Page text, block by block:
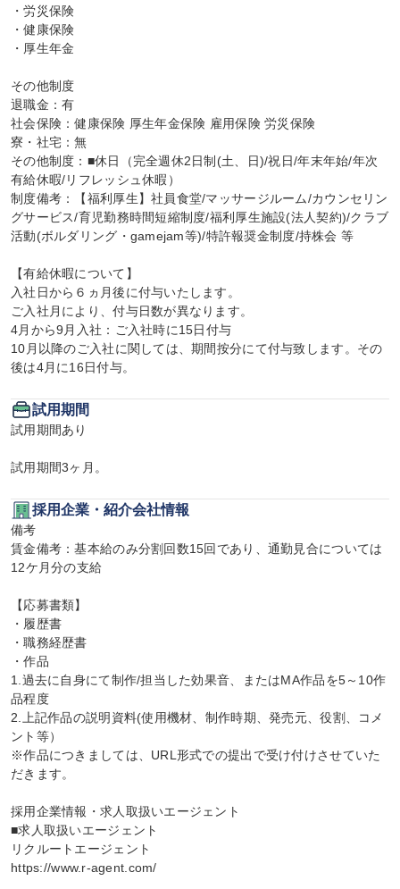
・労災保険
・健康保険
・厚生年金
その他制度
退職金：有
社会保険：健康保険 厚生年金保険 雇用保険 労災保険
寮・社宅：無
その他制度：■休日（完全週休2日制(土、日)/祝日/年末年始/年次
有給休暇/リフレッシュ休暇）
制度備考：【福利厚生】社員食堂/マッサージルーム/カウンセリン
グサービス/育児勤務時間短縮制度/福利厚生施設(法人契約)/クラブ
活動(ボルダリング・gamejam等)/特許報奨金制度/持株会 等
【有給休暇について】
入社日から６ヵ月後に付与いたします。
ご入社月により、付与日数が異なります。
4月から9月入社：ご入社時に15日付与
10月以降のご入社に関しては、期間按分にて付与致します。その
後は4月に16日付与。
試用期間
試用期間あり
試用期間3ヶ月。
採用企業・紹介会社情報
備考
賃金備考：基本給のみ分割回数15回であり、通勤見合については
12ケ月分の支給
【応募書類】
・履歴書
・職務経歴書
・作品
1.過去に自身にて制作/担当した効果音、またはMA作品を5～10作
品程度
2.上記作品の説明資料(使用機材、制作時期、発売元、役割、コメ
ント等）
※作品につきましては、URL形式での提出で受け付けさせていた
だきます。
採用企業情報・求人取扱いエージェント
■求人取扱いエージェント
リクルートエージェント
https://www.r-agent.com/